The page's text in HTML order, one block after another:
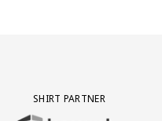
PARTNER AFAS SOFTWARE
SHIRT PARTNER
BEZOEK ONZE SHIRT PARTNER